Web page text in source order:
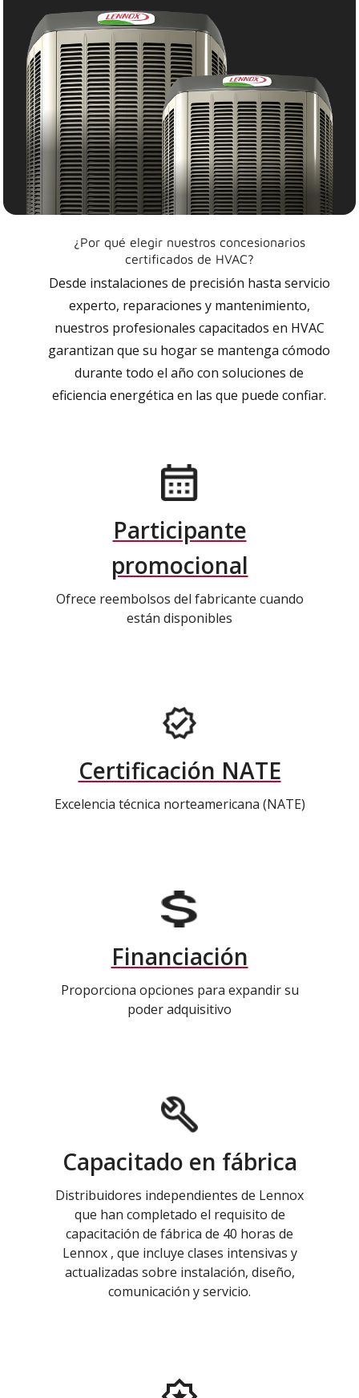
¿Por qué elegir nuestros concesionarios
certificados de HVAC?
Desde instalaciones de precisión hasta servicio
experto, reparaciones y mantenimiento,
nuestros profesionales capacitados en HVAC
garantizan que su hogar se mantenga cómodo
durante todo el año con soluciones de
eficiencia energética en las que puede confiar.
Participante
promocional
Ofrece reembolsos del fabricante cuando
están disponibles
Certificación NATE
Excelencia técnica norteamericana (NATE)
Financiación
Proporciona opciones para expandir su
poder adquisitivo
Capacitado en fábrica
Distribuidores independientes de Lennox
que han completado el requisito de
capacitación de fábrica de 40 horas de
Lennox , que incluye clases intensivas y
actualizadas sobre instalación, diseño,
comunicación y servicio.